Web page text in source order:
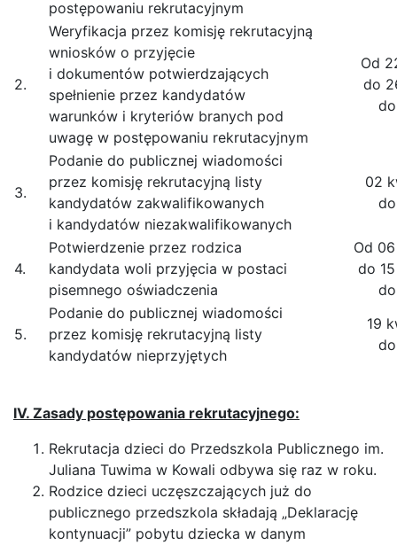
postępowaniu rekrutacyjnym
2.
Weryfikacja przez komisję rekrutacyjną
wniosków o przyjęcie
i dokumentów potwierdzających
spełnienie przez kandydatów
warunków i kryteriów branych pod
uwagę w postępowaniu rekrutacyjnym
Od
do
3.
Podanie do publicznej wiadomości
przez komisję rekrutacyjną listy
kandydatów zakwalifikowanych
i kandydatów niezakwalifikowanych
02
4.
Potwierdzenie przez rodzica
kandydata woli przyjęcia w postaci
pisemnego oświadczenia
Od
do
5.
Podanie do publicznej wiadomości
przez komisję rekrutacyjną listy
kandydatów nieprzyjętych
19
IV. Zasady postępowania rekrutacyjnego:
Rekrutacja dzieci do Przedszkola Publicznego im.
Juliana Tuwima w Kowali odbywa się raz w roku.
Rodzice dzieci uczęszczających już do
publicznego przedszkola składają „Deklarację
kontynuacji” pobytu dziecka w danym